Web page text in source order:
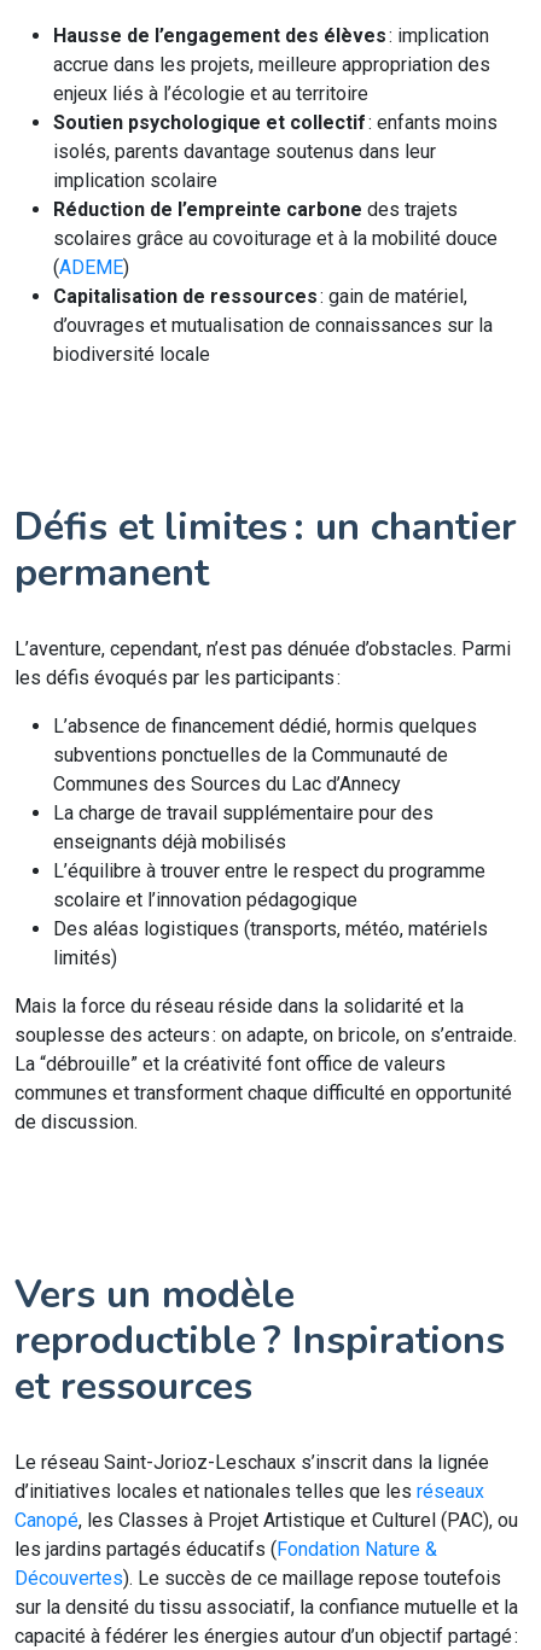
Hausse de l’engagement des élèves: implication
accrue dans les projets, meilleure appropriation des
enjeux liés à l’écologie et au territoire
Soutien psychologique et collectif: enfants moins
isolés, parents davantage soutenus dans leur
implication scolaire
Réduction de l’empreinte carbone des trajets
scolaires grâce au covoiturage et à la mobilité douce
(ADEME)
Capitalisation de ressources: gain de matériel,
d’ouvrages et mutualisation de connaissances sur la
biodiversité locale
Défis et limites : un chantier
permanent
L’aventure, cependant, n’est pas dénuée d’obstacles. Parmi
les défis évoqués par les participants :
L’absence de financement dédié, hormis quelques
subventions ponctuelles de la Communauté de
Communes des Sources du Lac d’Annecy
La charge de travail supplémentaire pour des
enseignants déjà mobilisés
L’équilibre à trouver entre le respect du programme
scolaire et l’innovation pédagogique
Des aléas logistiques (transports, météo, matériels
limités)
Mais la force du réseau réside dans la solidarité et la
souplesse des acteurs : on adapte, on bricole, on s’entraide.
La “débrouille” et la créativité font office de valeurs
communes et transforment chaque difficulté en opportunité
de discussion.
Vers un modèle
reproductible ? Inspirations
et ressources
Le réseau Saint-Jorioz-Leschaux s’inscrit dans la lignée
d’initiatives locales et nationales telles que les réseaux
Canopé, les Classes à Projet Artistique et Culturel (PAC), ou
les jardins partagés éducatifs (Fondation Nature &
Découvertes). Le succès de ce maillage repose toutefois
sur la densité du tissu associatif, la confiance mutuelle et la
capacité à fédérer les énergies autour d’un objectif partagé :